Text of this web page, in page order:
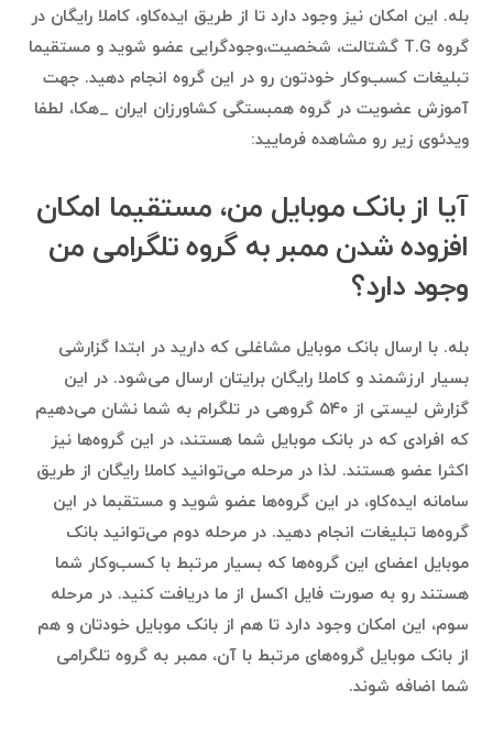
بله. این امکان نیز وجود دارد تا از طریق ایده‌کاو، کاملا رایگان در
گروه T.G گشتالت، شخصیت،وجودگرایی عضو شوید و مستقیما
تبلیغات کسب‌وکار خودتون رو در این گروه انجام دهید. جهت
آموزش عضویت در گروه همبستگی کشاورزان ایران _هکا، لطفا
ویدئوی زیر رو مشاهده فرمایید:
آیا از بانک موبایل من، مستقیما امکان
افزوده شدن ممبر به گروه تلگرامی من
وجود دارد؟
بله. با ارسال بانک موبایل مشاغلی که دارید در ابتدا گزارشی
بسیار ارزشمند و کاملا رایگان برایتان ارسال می‌شود. در این
گزارش لیستی از ۵۴۰ گروهی در تلگرام به شما نشان می‌دهیم
که افرادی که در بانک موبایل شما هستند، در این گروه‌ها نیز
اکثرا عضو هستند. لذا در مرحله می‌توانید کاملا رایگان از طریق
سامانه ایده‌کاو، در این گروه‌ها عضو شوید و مستقبما در این
گروه‌ها تبلیغات انجام دهید. در مرحله دوم می‌توانید بانک
موبایل اعضای این گروه‌ها که بسیار مرتبط با کسب‌وکار شما
هستند رو به صورت فایل اکسل از ما دریافت کنید. در مرحله
سوم، این امکان وجود دارد تا هم از بانک موبایل خودتان و هم
از بانک موبایل گروه‌های مرتبط با آن، ممبر به گروه تلگرامی
شما اضافه شوند.